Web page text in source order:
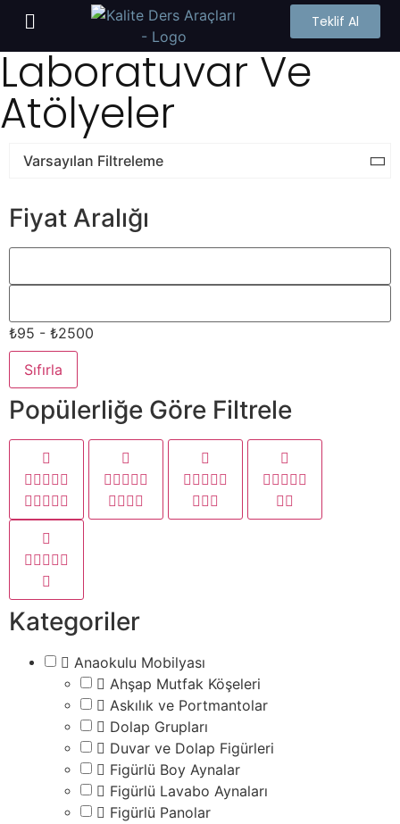
Teklif Al
Laboratuvar Ve
Atölyeler
Fiyat Aralığı
₺95 - ₺2500
Sıfırla
Popülerliğe Göre Filtrele
Kategoriler
Anaokulu Mobilyası
Ahşap Mutfak Köşeleri
Askılık ve Portmantolar
Dolap Grupları
Duvar ve Dolap Figürleri
Figürlü Boy Aynalar
Figürlü Lavabo Aynaları
Figürlü Panolar